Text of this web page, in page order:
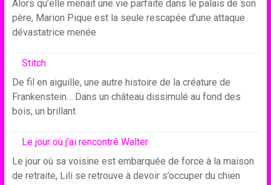
Alors qu’elle menait une vie parfaite dans le palais de son
père, Marion Pique est la seule rescapée d’une attaque
dévastatrice menée
Stitch
De fil en aiguille, une autre histoire de la créature de
Frankenstein… Dans un château dissimulé au fond des
bois, un brillant
Le jour où j’ai rencontré Walter
Le jour où sa voisine est embarquée de force à la maison
de retraite, Lili se retrouve à devoir s’occuper du chien